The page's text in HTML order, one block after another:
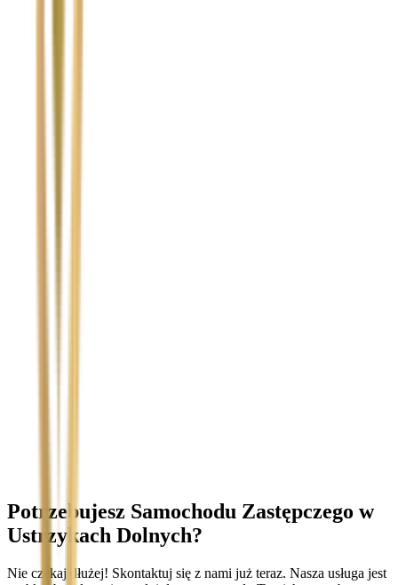
Potrzebujesz Samochodu Zastępczego w
Ustrzykach Dolnych?
Nie czekaj dłużej! Skontaktuj się z nami już teraz. Nasza usługa jest